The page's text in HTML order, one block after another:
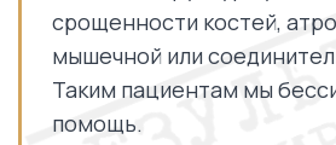
срощенности костей,
мышечной или
Таким пациентам мы
помощь.